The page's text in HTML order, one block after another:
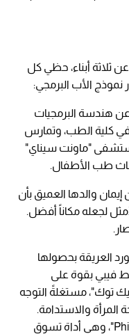
ثلاثة أبناء، حظي كل
نموذج الأب البرمجي:
عن هندسة البرمجيات
كلية الطب، وتمارس
مستشفى "ماونت سيناي"
طب الأطفال.
والدها العميق بأن
لجعله مكاناً أفضل.
العريقة بحصولها
فيبي بقوة على
توك"، مستغلةً التوجه
والاستدامة.
وفي الشق التجاري، أسست تطبيق "Phia"، وهي أداة تسوق